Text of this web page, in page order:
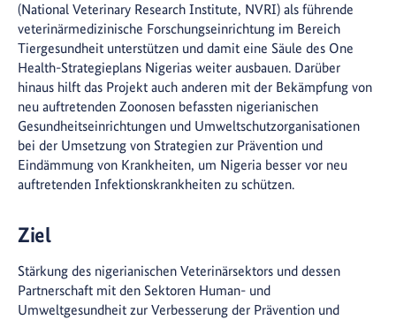
(National Veterinary Research Institute, NVRI) als führende
veterinärmedizinische Forschungseinrichtung im Bereich
Tiergesundheit unterstützen und damit eine Säule des One
Health-Strategieplans Nigerias weiter ausbauen. Darüber
hinaus hilft das Projekt auch anderen mit der Bekämpfung von
neu auftretenden Zoonosen befassten nigerianischen
Gesundheitseinrichtungen und Umweltschutzorganisationen
bei der Umsetzung von Strategien zur Prävention und
Eindämmung von Krankheiten, um Nigeria besser vor neu
auftretenden Infektionskrankheiten zu schützen.
Ziel
Stärkung des nigerianischen Veterinärsektors und dessen
Partnerschaft mit den Sektoren Human- und
Umweltgesundheit zur Verbesserung der Prävention und